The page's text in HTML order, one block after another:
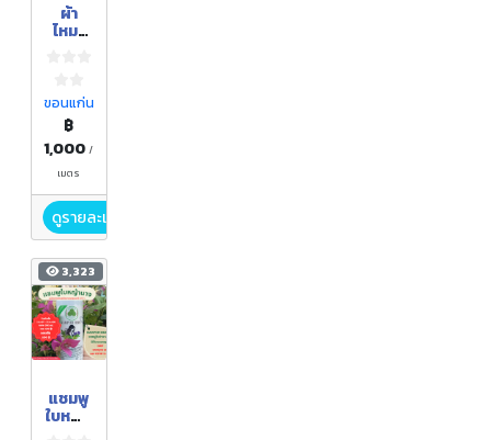
ผ้า
ไหม/
ขอนแก่น
฿
1,000/
เมตร
ดูรายละเอียด
3,323
แชมพู
ใบหญ้า